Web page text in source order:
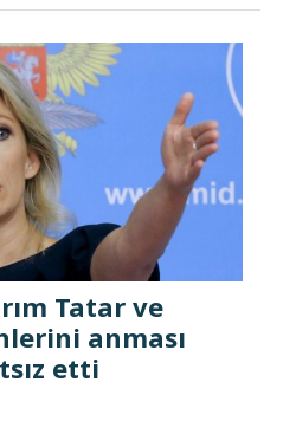
Tatar ve
anması
etti